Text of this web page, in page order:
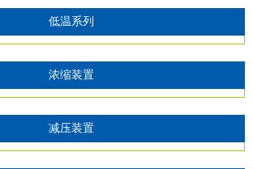
低温系列
浓缩装置
减压装置